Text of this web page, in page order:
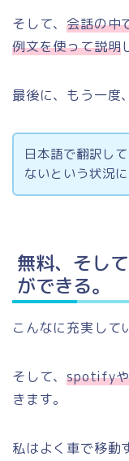
そして、会話の中
例文を使って説明
最後に、もう一度
日本語で翻訳し
ないという状況
無料、そし
ができる。
こんなに充実して
そして、spotifyや
きます。
私はよく車で移動